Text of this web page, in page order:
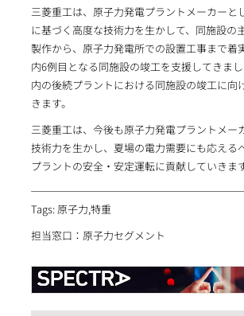
三菱重工は、原子力発電プラントメーカーと
に基づく高度な技術力を生かして、同施設の
製作から、原子力発電所での設置工事まで着
内6例目となる同施設の竣工を支援してきま
内の後続プラントにおける同施設の竣工に向
きます。
三菱重工は、今後も原子力発電プラントメー
技術力を生かし、夏場の電力需要にも応える
プラントの安全・安定運転に貢献していきます
Tags: 原子力,特重
担当窓口：原子力セグメント